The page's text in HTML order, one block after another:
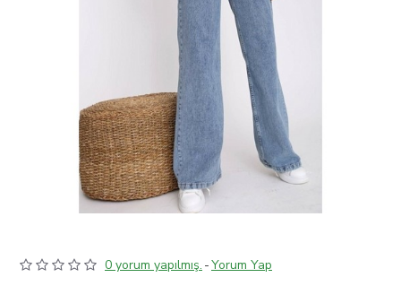
0 yorum yapılmış. -Yorum Yap